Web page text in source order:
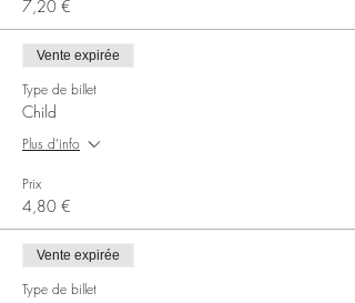
7,20 €
Vente expirée
Type de billet
Child
Plus d'info
Prix
4,80 €
Vente expirée
Type de billet